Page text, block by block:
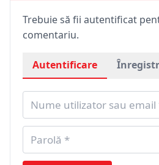
Trebuie să fii autentificat
comentariu.
Autentificare